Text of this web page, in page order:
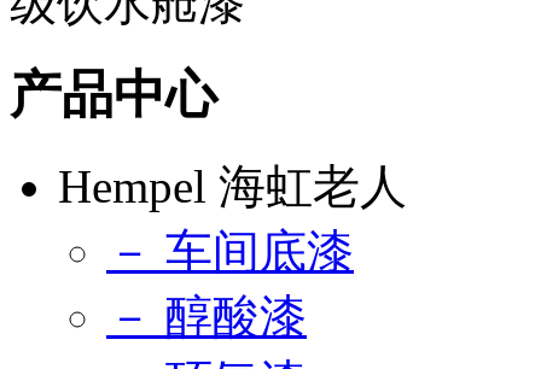
产品中心
Hempel 海虹老人
－ 车间底漆
－ 醇酸漆